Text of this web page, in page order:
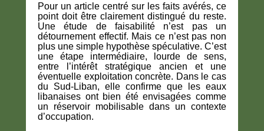
Pour un article centré sur les faits avérés, ce
point doit être clairement distingué du reste.
Une étude de faisabilité n’est pas un
détournement effectif. Mais ce n’est pas non
plus une simple hypothèse spéculative. C’est
une étape intermédiaire, lourde de sens,
entre l’intérêt stratégique ancien et une
éventuelle exploitation concrète. Dans le cas
du Sud-Liban, elle confirme que les eaux
libanaises ont bien été envisagées comme
un réservoir mobilisable dans un contexte
d’occupation.